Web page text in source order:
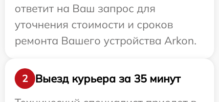
ответит на Ваш запрос для
уточнения стоимости и сроков
ремонта Вашего устройства Arkon.
2
Выезд курьера за 35 минут